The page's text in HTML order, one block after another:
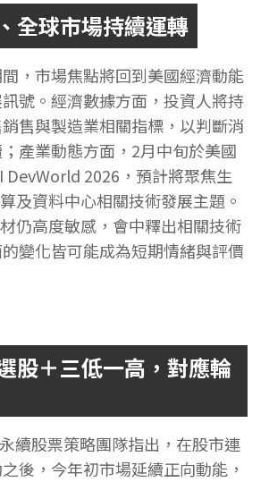
全球市場持續運轉
，市場焦點將回到美國經濟動能
號。經濟數據方面，投資人將持
售與製造業相關指標，以判斷消
產業動態方面，2月中旬於美國
DevWorld 2026，預計將聚焦生
及資料中心相關技術發展主題。
仍高度敏感，會中釋出相關技術
變化皆可能成為短期情緒與評價
股＋三低一高，對應輪
續股票策略團隊指出，在股市連
後，今年初市場延續正向動能，